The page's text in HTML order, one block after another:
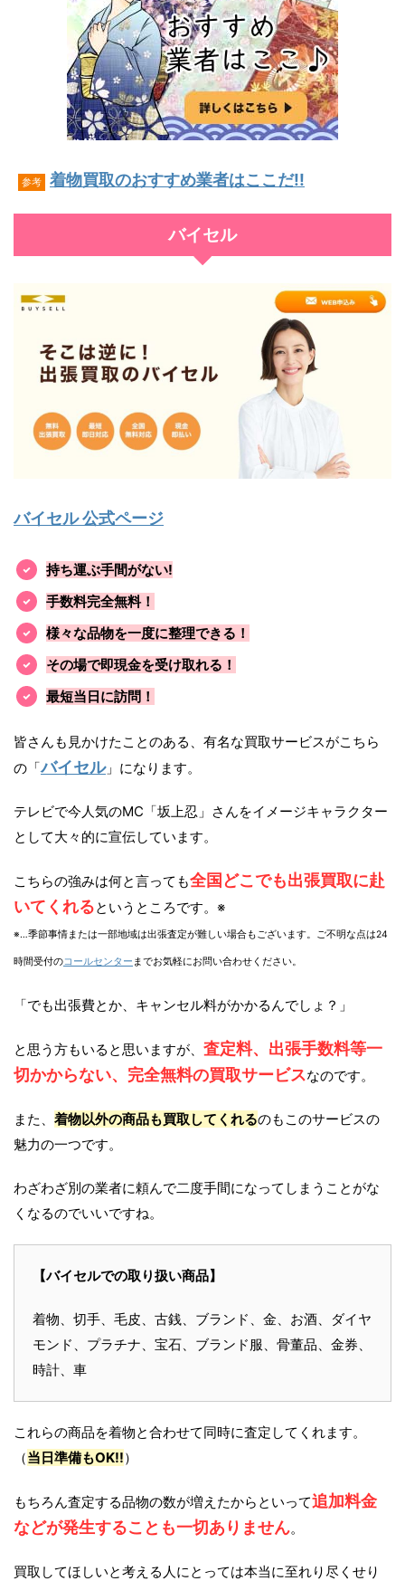
参考 着物買取のおすすめ業者はここだ!!
バイセル
バイセル 公式ページ
持ち運ぶ手間がない!
手数料完全無料！
様々な品物を一度に整理できる！
その場で即現金を受け取れる！
最短当日に訪問！
皆さんも見かけたことのある、有名な買取サービスがこちら
の「バイセル」になります。
テレビで今人気のMC「坂上忍」さんをイメージキャラクター
として大々的に宣伝しています。
こちらの強みは何と言っても全国どこでも出張買取に赴
いてくれるというところです。※
※…季節事情または一部地域は出張査定が難しい場合もございます。ご不明な点は24
時間受付のコールセンター までお気軽にお問い合わせください。
「でも出張費とか、キャンセル料がかかるんでしょ？」
と思う方もいると思いますが、 査定料、出張手数料等一
切かからない、完全無料の買取サービスなのです。
また、 着物以外の商品も買取してくれるのもこのサービスの
魅力の一つです。
わざわざ別の業者に頼んで二度手間になってしまうことがな
くなるのでいいですね。
【バイセルでの取り扱い商品】
着物、切手、毛皮、古銭、ブランド、金、お酒、ダイヤ
モンド、プラチナ、宝石、ブランド服、骨董品、金券、
時計、車
これらの商品を着物と合わせて同時に査定してくれます。
（当日準備もOK!!）
もちろん査定する品物の数が増えたからといって追加料金
などが発生することも一切ありません。
買取してほしいと考える人にとっては本当に至れり尽くせり